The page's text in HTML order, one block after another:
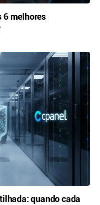
6 melhores
quando cada